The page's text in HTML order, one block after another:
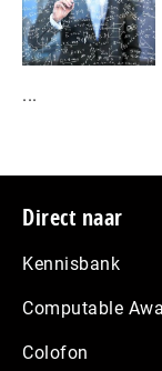
...
Footer
Direct naar
Kennisbank
Computable
Colofon